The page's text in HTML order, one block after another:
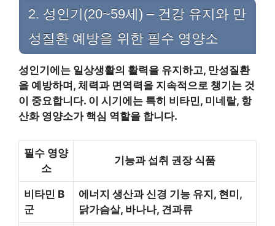
2. 성인기(20~59세) – 건강 유지와 만
성질환 예방을 위한 필수 영양소
성인기에는 일상생활의 활력을 유지하고, 만성질환
을 예방하며, 체력과 면역력을 지속적으로 챙기는 것
이 중요합니다. 이 시기에는 특히 비타민, 미네랄, 항
산화 영양소가 핵심 역할을 합니다.
필수 영양
소
기능과 섭취 권장 식품
비타민 B
군
에너지 생산과 신경 기능 유지, 현미,
닭가슴살, 바나나, 견과류